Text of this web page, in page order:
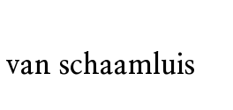
schaamluis